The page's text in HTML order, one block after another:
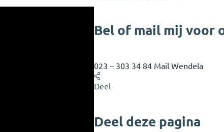
Bel of mail mij voor
023 – 303 34 84 Mail Wendela
Deel
Deel deze pagina